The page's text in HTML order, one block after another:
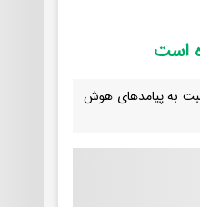
است
به پیامدهای هوش